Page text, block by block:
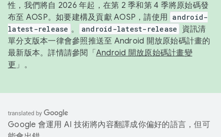
性，我們將自 2026 年起，在第 2 季和第 4 季將原始碼發
布至 AOSP。如要建構及貢獻 AOSP，請使用 android-
latest-release 。 android-latest-release
資訊清
單分支版本一律會參照推送至 Android 開放原始碼計畫的
最新版本。詳情請參閱「 Android 開放原始碼計畫變
更 」。
Google 會運用 AI 技術將內容翻譯成你偏好的語言，但可